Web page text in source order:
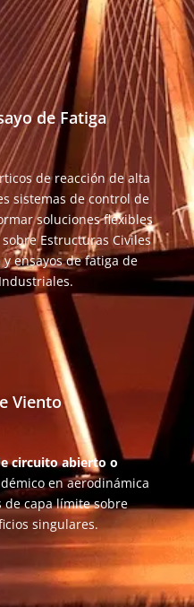
de Fatiga
de reacción de alta
sistemas de control de
soluciones flexibles
Estructuras Civiles
ensayos de fatiga de
Viento
circuito abierto o
en aerodinámica
de capa límite sobre
singulares.